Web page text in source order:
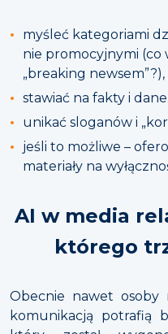
myśleć kategoriami
nie promocyjnymi (co
„breaking newsem”?),
stawiać na fakty i
unikać sloganów i
jeśli to możliwe –
materiały na
AI w media
którego
Obecnie nawet osoby
komunikacją potrafią